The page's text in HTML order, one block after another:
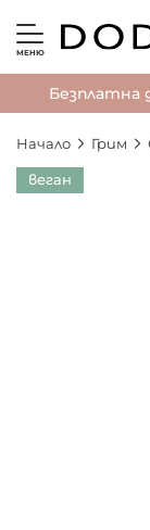
МЕНЮ
Безплатна
Начало Грим
веган
Преминете